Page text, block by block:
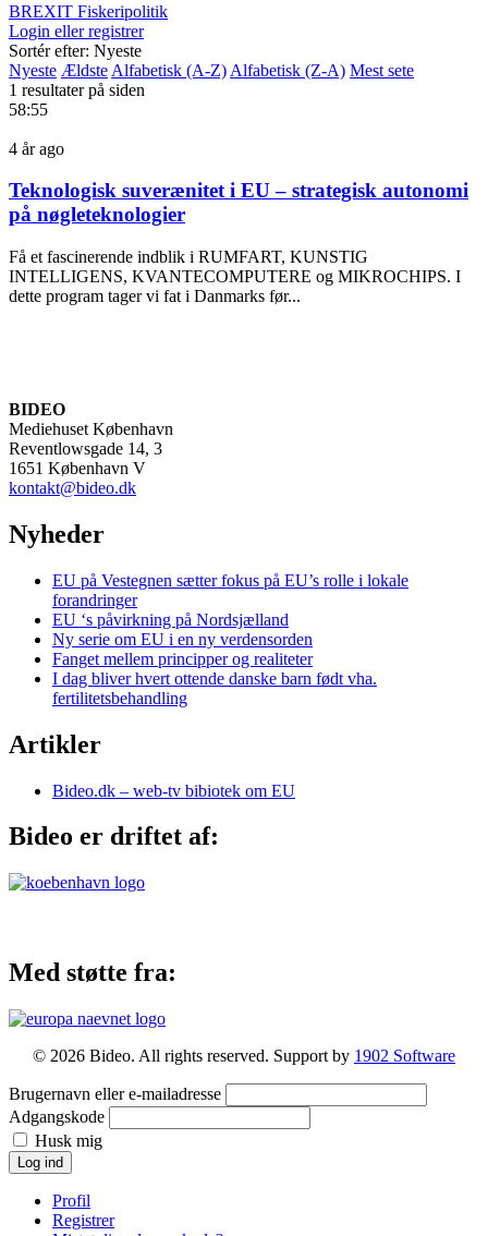
BREXIT Fiskeripolitik
Login eller registrer
Sortér efter: Nyeste
Nyeste Ældste Alfabetisk (A-Z) Alfabetisk (Z-A) Mest sete
1 resultater på siden
58:55
4 år ago
Teknologisk suverænitet i EU – strategisk autonomi
på nøgleteknologier
Få et fascinerende indblik i RUMFART, KUNSTIG
INTELLIGENS, KVANTECOMPUTERE og MIKROCHIPS. I
dette program tager vi fat i Danmarks før...
BIDEO
Mediehuset København
Reventlowsgade 14, 3
1651 København V
kontakt@bideo.dk
Nyheder
EU på Vestegnen sætter fokus på EU’s rolle i lokale
forandringer
EU ‘s påvirkning på Nordsjælland
Ny serie om EU i en ny verdensorden
Fanget mellem principper og realiteter
I dag bliver hvert ottende danske barn født vha.
fertilitetsbehandling
Artikler
Bideo.dk – web-tv bibiotek om EU
Bideo er driftet af:
Med støtte fra:
© 2026 Bideo. All rights reserved. Support by 1902 Software
Brugernavn eller e-mailadresse
Adgangskode
Husk mig
Log ind
Profil
Registrer